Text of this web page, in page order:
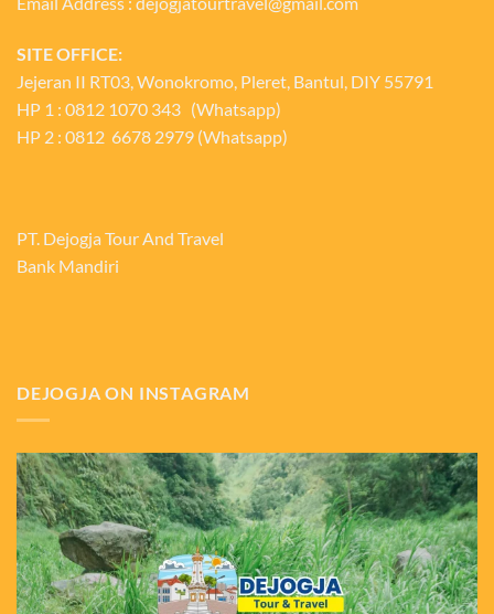
SITE OFFICE:
Jejeran II RT03, Wonokromo, Pleret, Bantul, DIY 55791
HP 1 : 0812 1070 343 (Whatsapp)
HP 2 : 0812 6678 2979 (Whatsapp)
PT. Dejogja Tour And Travel
Bank Mandiri
DEJOGJA ON INSTAGRAM